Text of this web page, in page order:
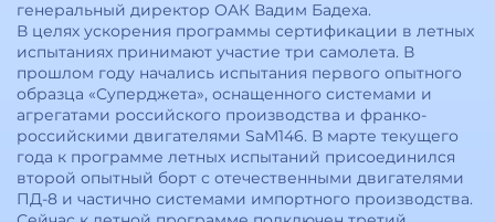
генеральный директор ОАК Вадим Бадеха.
В целях ускорения программы сертификации в летных
испытаниях принимают участие три самолета. В
прошлом году начались испытания первого опытного
образца «Суперджета», оснащенного системами и
агрегатами российского производства и франко-
российскими двигателями SaM146. В марте текущего
года к программе летных испытаний присоединился
второй опытный борт с отечественными двигателями
ПД-8 и частично системами импортного производства.